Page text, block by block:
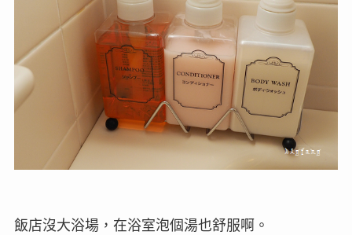
飯店沒大浴場，在浴室泡個湯也舒服啊。